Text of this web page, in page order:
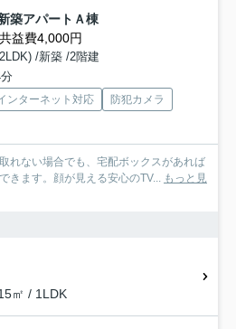
築アパートＡ棟
益費4,000円
/新築 /2階建
ンターネット対応
防犯カメラ
れない場合でも、宅配ボックスがあれば
きます。顔が見える安心のTV... もっと見
㎡ / 1LDK